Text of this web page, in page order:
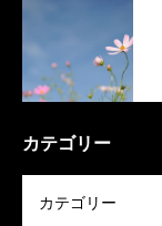
カテゴリー